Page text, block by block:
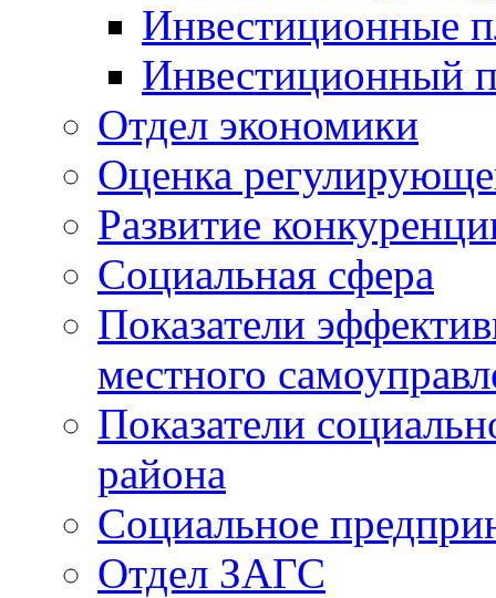
Инвестиционные
Инвестиционный
Отдел экономики
Оценка
Развитие
Социальная сфера
Показатели
местного
Показатели
района
Социальное
Отдел ЗАГС